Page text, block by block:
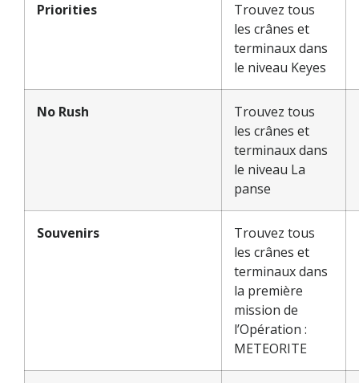
Priorities
Trouvez tous
les crânes et
terminaux dans
le niveau Keyes
No Rush
Trouvez tous
les crânes et
terminaux dans
le niveau La
panse
Souvenirs
Trouvez tous
les crânes et
terminaux dans
la première
mission de
l’Opération :
METEORITE